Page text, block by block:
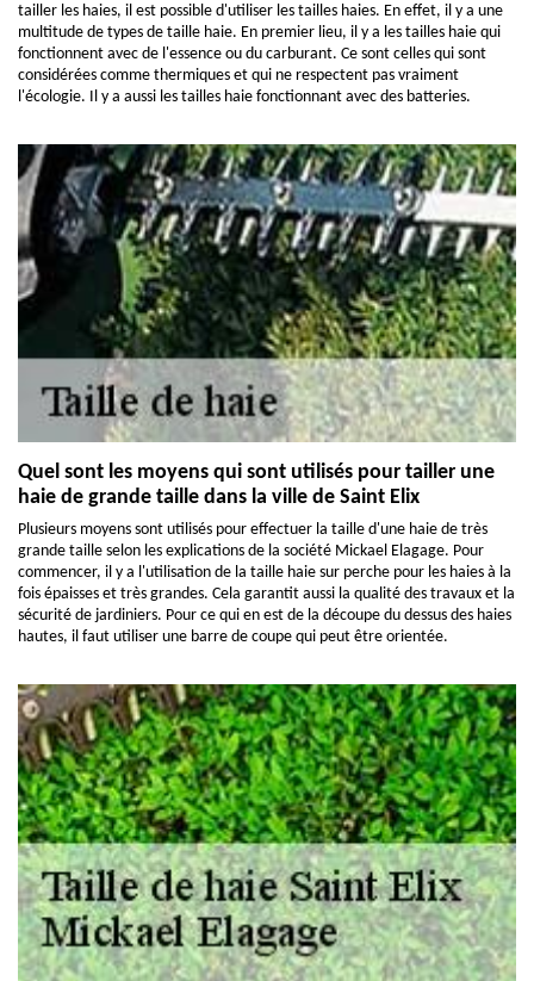
tailler les haies, il est possible d'utiliser les tailles haies. En effet, il y a une
multitude de types de taille haie. En premier lieu, il y a les tailles haie qui
fonctionnent avec de l'essence ou du carburant. Ce sont celles qui sont
considérées comme thermiques et qui ne respectent pas vraiment
l'écologie. Il y a aussi les tailles haie fonctionnant avec des batteries.
Quel sont les moyens qui sont utilisés pour tailler une
haie de grande taille dans la ville de Saint Elix
Plusieurs moyens sont utilisés pour effectuer la taille d'une haie de très
grande taille selon les explications de la société Mickael Elagage. Pour
commencer, il y a l'utilisation de la taille haie sur perche pour les haies à la
fois épaisses et très grandes. Cela garantit aussi la qualité des travaux et la
sécurité de jardiniers. Pour ce qui en est de la découpe du dessus des haies
hautes, il faut utiliser une barre de coupe qui peut être orientée.